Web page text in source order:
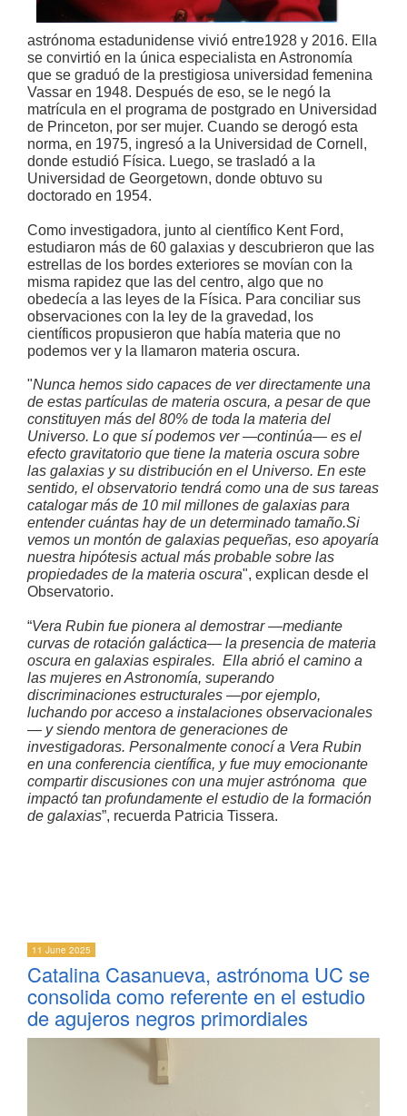
astrónoma estadunidense vivió entre1928 y 2016. Ella
se convirtió en la única especialista en Astronomía
que se graduó de la prestigiosa universidad femenina
Vassar en 1948. Después de eso, se le negó la
matrícula en el programa de postgrado en Universidad
de Princeton, por ser mujer. Cuando se derogó esta
norma, en 1975, ingresó a la Universidad de Cornell,
donde estudió Física. Luego, se trasladó a la
Universidad de Georgetown, donde obtuvo su
doctorado en 1954.
Como investigadora, junto al científico Kent Ford,
estudiaron más de 60 galaxias y descubrieron que las
estrellas de los bordes exteriores se movían con la
misma rapidez que las del centro, algo que no
obedecía a las leyes de la Física. Para conciliar sus
observaciones con la ley de la gravedad, los
científicos propusieron que había materia que no
podemos ver y la llamaron materia oscura.
"Nunca hemos sido capaces de ver directamente una
de estas partículas de materia oscura, a pesar de que
constituyen más del 80% de toda la materia del
Universo. Lo que sí podemos ver —continúa— es el
efecto gravitatorio que tiene la materia oscura sobre
las galaxias y su distribución en el Universo. En este
sentido, el observatorio tendrá como una de sus tareas
catalogar más de 10 mil millones de galaxias para
entender cuántas hay de un determinado tamaño.Si
vemos un montón de galaxias pequeñas, eso apoyaría
nuestra hipótesis actual más probable sobre las
propiedades de la materia oscura", explican desde el
Observatorio.
“Vera Rubin fue pionera al demostrar —mediante
curvas de rotación galáctica— la presencia de materia
oscura en galaxias espirales. Ella abrió el camino a
las mujeres en Astronomía, superando
discriminaciones estructurales —por ejemplo,
luchando por acceso a instalaciones observacionales
— y siendo mentora de generaciones de
investigadoras. Personalmente conocí a Vera Rubin
en una conferencia científica, y fue muy emocionante
compartir discusiones con una mujer astrónoma que
impactó tan profundamente el estudio de la formación
de galaxias”, recuerda Patricia Tissera.
11 June 2025
Catalina Casanueva, astrónoma UC se
consolida como referente en el estudio
de agujeros negros primordiales